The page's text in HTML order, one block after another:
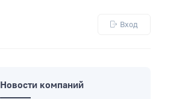
Вход
Новости компаний